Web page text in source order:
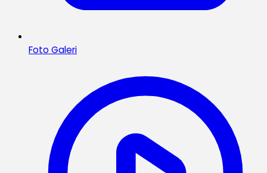
Foto Galeri